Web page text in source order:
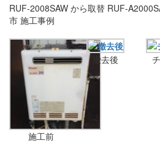
RUF-2008SAW から取替 RUF-
市 施工事例
施工前
撤去後